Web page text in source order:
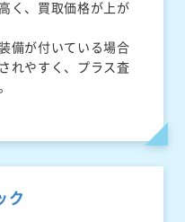
く、買取価格が上が
備が付いている場合
れやすく、プラス査
ク